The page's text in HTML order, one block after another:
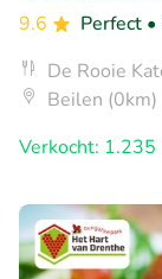
9.6
Perfect
De Rooie
Beilen (0km)
Verkocht: 1.235